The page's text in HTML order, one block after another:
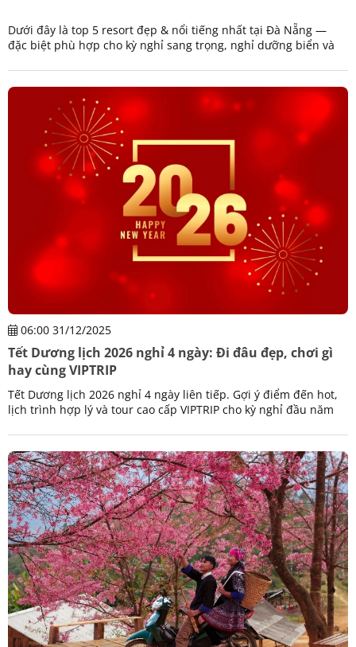
Dưới đây là top 5 resort đẹp & nổi tiếng nhất tại Đà Nẵng —
đặc biệt phù hợp cho kỳ nghỉ sang trọng, nghỉ dưỡng biển và
06:00 31/12/2025
Tết Dương lịch 2026 nghỉ 4 ngày: Đi đâu đẹp, chơi gì
hay cùng VIPTRIP
Tết Dương lịch 2026 nghỉ 4 ngày liên tiếp. Gợi ý điểm đến hot,
lịch trình hợp lý và tour cao cấp VIPTRIP cho kỳ nghỉ đầu năm